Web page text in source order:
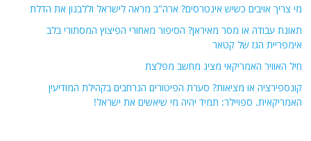
מי צריך אויבים כשיש אינטרסים? ארה"ב מראה לישראל וללבנון את הדלת
תאונת עבודה או מסר מאיראן? הסיפור מאחורי הפיצוץ המסתורי בלב
אימפריית הגז של קטאר
חיל האוויר האמריקאי מציג מחשב מפלצת
קונספירציה או מציאות? סערת הפיטורים הנרחבים בקהילת המודיעין
האמריקאית. ספויילר: תמיד יהיה מי שיאשים את ישראל!